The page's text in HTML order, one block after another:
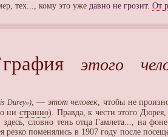
тех..., кому это уже давно не грозит. От
этого
Durey»), — этот человек , чтобы не
нистранно). Правда, к чести этого
здесь, словно тень отца Гамлета..., на
поменялись в 1907 году после